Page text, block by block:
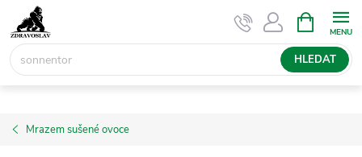
na
obsah
HLEDAT
NÁKUPNÍ
KOŠÍK
Mrazem sušené ovoce